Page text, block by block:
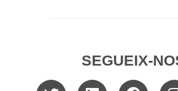
SEGUEIX-